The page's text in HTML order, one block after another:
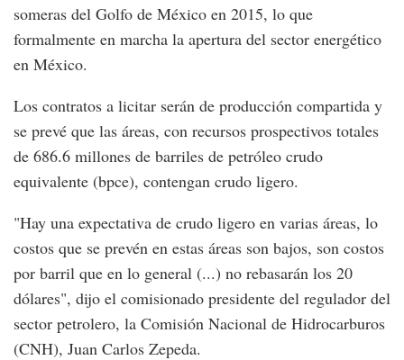
someras del Golfo de México en 2015, lo que
formalmente en marcha la apertura del sector energético
en México.
Los contratos a licitar serán de producción compartida y
se prevé que las áreas, con recursos prospectivos totales
de 686.6 millones de barriles de petróleo crudo
equivalente (bpce), contengan crudo ligero.
"Hay una expectativa de crudo ligero en varias áreas, lo
costos que se prevén en estas áreas son bajos, son costos
por barril que en lo general (...) no rebasarán los 20
dólares", dijo el comisionado presidente del regulador del
sector petrolero, la Comisión Nacional de Hidrocarburos
(CNH), Juan Carlos Zepeda.